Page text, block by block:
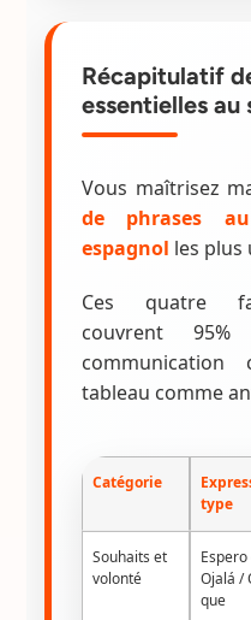
Récapitulatif
essentielles
Vous maîtrisez
de phrases
espagnol les plus
Ces quatre
couvrent
communication
tableau comme
Catégorie
type
Souhaits et
volonté
Ojalá /
que